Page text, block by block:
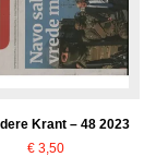
Krant – 48 2023
€ 3,50